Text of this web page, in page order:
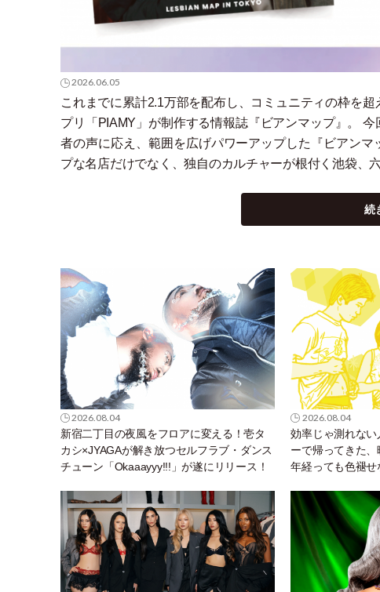
2026.06.05
これまでに累計2.1万部を配布し、コミュニティの枠を
プリ
「 PIAMY 」 が制作する情報誌『ビアンマップ』。 今
者の声に応え、範囲を広げパワーアップした『ビアン
プな名店だけでなく、独自のカルチャーが根付く池袋、
続
2026.08.04
新宿二丁目の夜風をフロアに変える！壱タ
カシ×JYAGAが解き放つセルフラブ・ダンス
チューン「Okaaayyy!!!」が遂にリリース！
2026.08.04
効率じゃ測れな
ーで帰ってきた
年経っても色褪せ